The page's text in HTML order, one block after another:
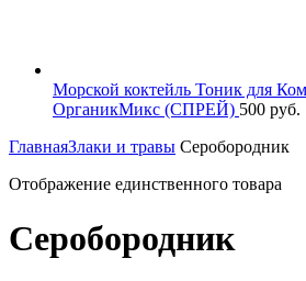
Морской коктейль Тоник для
ОрганикМикс (СПРЕЙ) 500 руб.
ГлавнаяЗлаки и травы Серобородник
Отображение единственного товара
Серобородник